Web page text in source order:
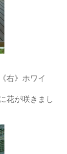
右》ホワイ
花が咲きまし